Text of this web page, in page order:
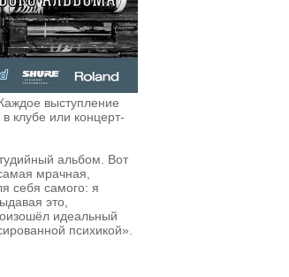
выступление
клубе или концерт-
альбом. Вот
мрачная,
себя самого: я
это,
идеальный
психикой».